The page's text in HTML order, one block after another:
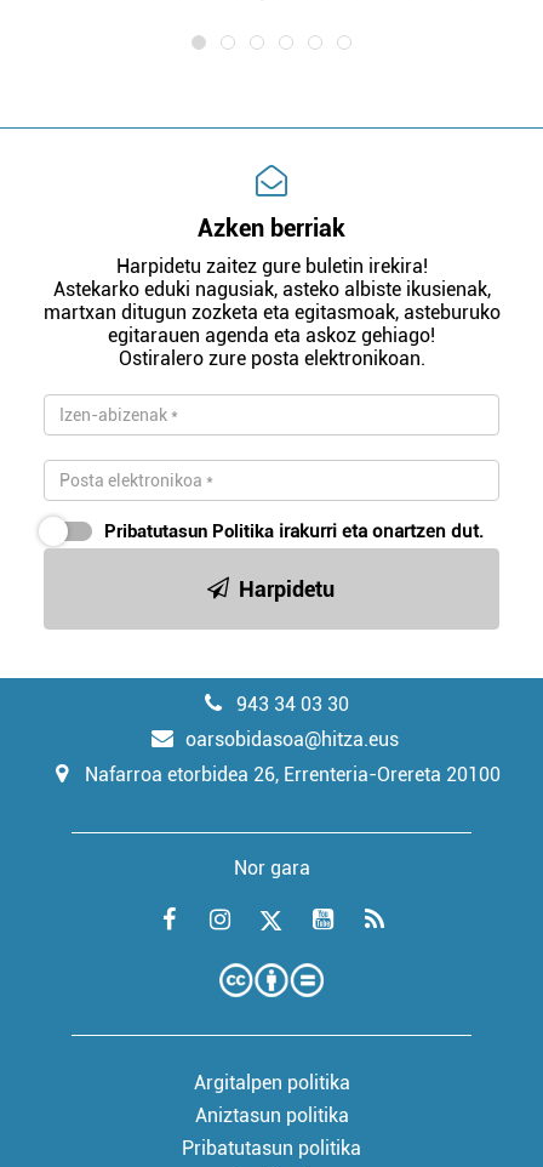
Azken berriak
Harpidetu zaitez gure buletin irekira!
Astekarko eduki nagusiak, asteko albiste ikusienak,
martxan ditugun zozketa eta egitasmoak, asteburuko
egitarauen agenda eta askoz gehiago!
Ostiralero zure posta elektronikoan.
Pribatutasun Politika irakurri eta onartzen dut.
Harpidetu
943 34 03 30
oarsobidasoa@hitza.eus
Nafarroa etorbidea 26, Errenteria-Orereta 20100
Nor gara
Argitalpen politika
Aniztasun politika
Pribatutasun politika